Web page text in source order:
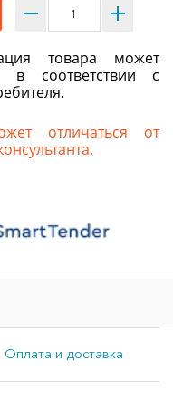
товара может
в соответствии с
отличаться от
Оплата и доставка